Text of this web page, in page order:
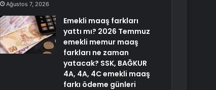
Ağustos 7, 2026
Emekli maaş farkları
yattı mı? 2026 Temmuz
emekli memur maaş
farkları ne zaman
yatacak? SSK, BAĞKUR
4A, 4A, 4C emekli maaş
farkı ödeme günleri